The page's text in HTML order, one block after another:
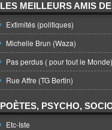
LES MEILLEURS AMIS
Extimités (politiques)
Michelle Brun (Waza)
Pas perdus ( pour tout le Monde)
Rue Affre (TG Bertin)
POÈTES, PSYCHO,
Etc-Iste